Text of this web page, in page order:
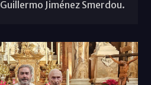
Jiménez Smerdou.